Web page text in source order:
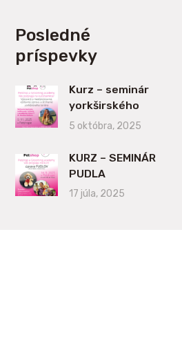
Posledné
príspevky
Kurz – seminár
yorkširského
teriéra
5 októbra, 2025
KURZ – SEMINÁR
PUDLA
17 júla, 2025